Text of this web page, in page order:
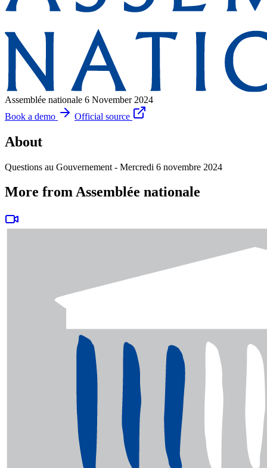
Assemblée nationale 6 November 2024
Book a demo
Official source
About
Questions au Gouvernement - Mercredi 6 novembre 2024
More from Assemblée nationale